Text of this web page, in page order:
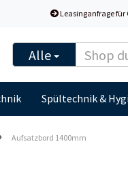
Leasinganfrage
Alle
Spültechnik &
Aufsatzbord 1400mm